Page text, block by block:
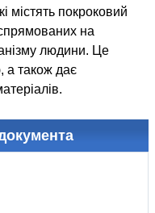
містять покроковий
на
людини. Це
а також дає